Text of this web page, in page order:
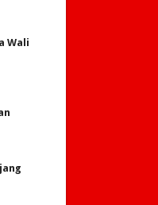
Wali